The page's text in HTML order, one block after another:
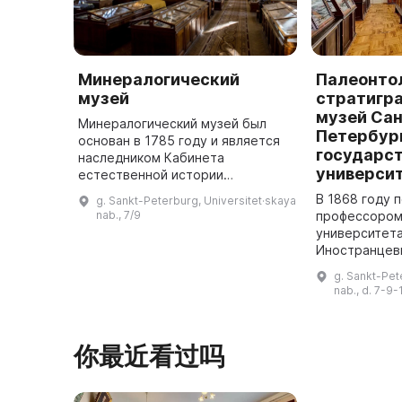
Минералогический
музей
Минералогический музей был
основан в 1785 году и является
наследником Кабинета
естественной истории
является старейшим
минералогическим музеем в
g. Sankt-Peterburg, Universitet·skaya
nab., 7/9
музей
В 1868 году
g. Sankt-
nab., d. 7-9-
你最近看过吗